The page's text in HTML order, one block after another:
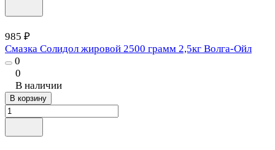
985 ₽
Смазка Солидол жировой 2500 грамм 2,5кг Волга-Ойл
0
0
В наличии
В корзину